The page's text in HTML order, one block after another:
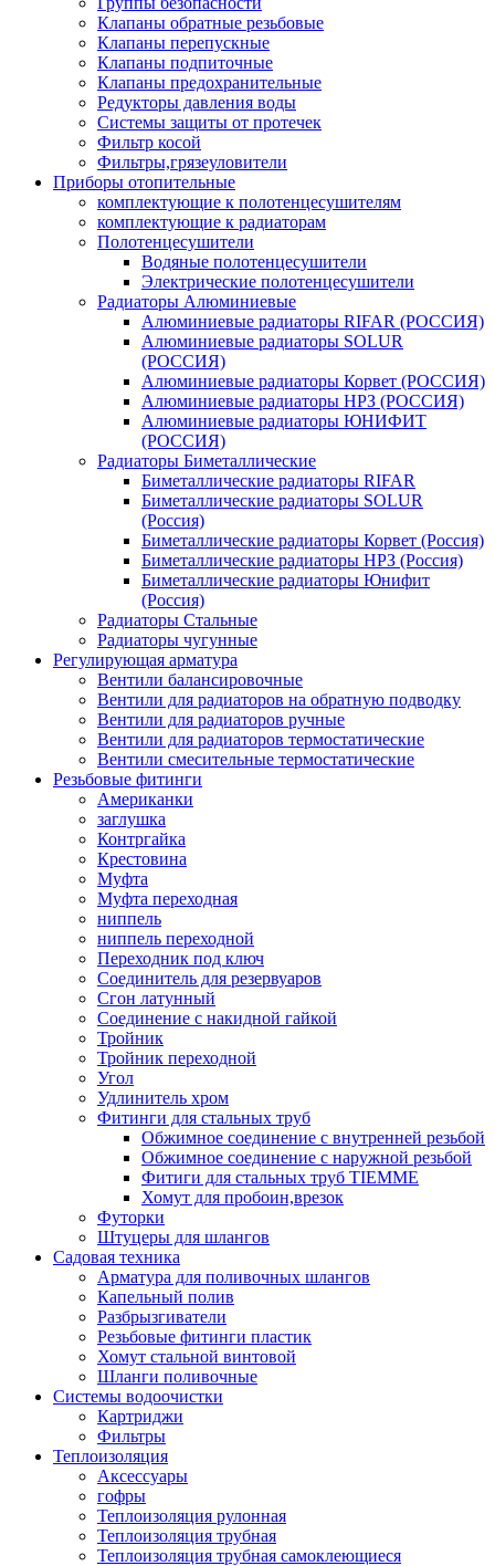
Клапаны обратные резьбовые
Клапаны перепускные
Клапаны подпиточные
Клапаны предохранительные
Редукторы давления воды
Системы защиты от протечек
Фильтр косой
Фильтры,грязеуловители
Приборы отопительные
комплектующие к полотенцесушителям
комплектующие к радиаторам
Полотенцесушители
Водяные полотенцесушители
Электрические полотенцесушители
Радиаторы Алюминиевые
Алюминиевые радиаторы RIFAR (РОССИЯ)
Алюминиевые радиаторы SOLUR
(РОССИЯ)
Алюминиевые радиаторы Корвет (РОССИЯ)
Алюминиевые радиаторы НРЗ (РОССИЯ)
Алюминиевые радиаторы ЮНИФИТ
(РОССИЯ)
Радиаторы Биметаллические
Биметаллические радиаторы RIFAR
Биметаллические радиаторы SOLUR
(Россия)
Биметаллические радиаторы Корвет (Россия)
Биметаллические радиаторы НРЗ (Россия)
Биметаллические радиаторы Юнифит
(Россия)
Радиаторы Стальные
Радиаторы чугунные
Регулирующая арматура
Вентили балансировочные
Вентили для радиаторов на обратную подводку
Вентили для радиаторов ручные
Вентили для радиаторов термостатические
Вентили смесительные термостатические
Резьбовые фитинги
Американки
заглушка
Контргайка
Крестовина
Муфта
Муфта переходная
ниппель
ниппель переходной
Переходник под ключ
Сoединитель для рeзервуаров
Сгон латунный
Соединение с накидной гайкой
Тройник
Тройник переходной
Угол
Удлинитель хром
Фитинги для стальных труб
Обжимное соединение с внутренней резьбой
Обжимное соединение с наружной резьбой
Фитиги для стальных труб TIEMME
Хомут для пробоин,врезок
Футорки
Штуцеры для шлангов
Садовая техника
Арматура для поливочных шлангов
Капельный полив
Разбрызгиватели
Резьбовые фитинги пластик
Хомут стальной винтовой
Шланги поливочные
Системы водоочистки
Картриджи
Фильтры
Теплоизоляция
Аксессуары
гофры
Теплоизоляция рулонная
Теплоизоляция трубная
Теплоизоляция трубная самоклеющиеся